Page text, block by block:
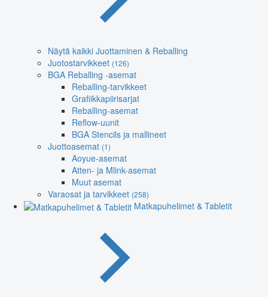
Näytä kaikki Juottaminen & Reballing
Juotostarvikkeet (126)
BGA Reballing -asemat
Reballing-tarvikkeet
Grafiikkapiirisarjat
Reballing-asemat
Reflow-uunit
BGA Stencils ja mallineet
Juottoasemat (1)
Aoyue-asemat
Atten- ja Mlink-asemat
Muut asemat
Varaosat ja tarvikkeet (258)
Matkapuhelimet & Tabletit